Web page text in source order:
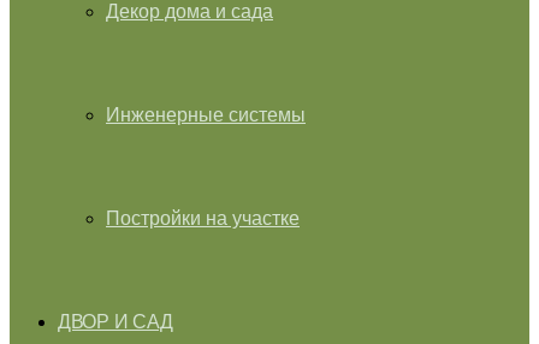
Декор дома и сада
Инженерные системы
Постройки на участке
ДВОР И САД